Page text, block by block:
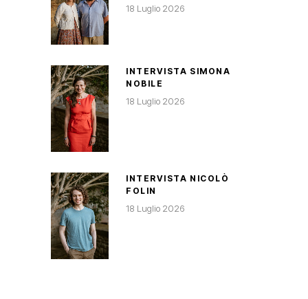
18 Luglio 2026
INTERVISTA SIMONA
NOBILE
18 Luglio 2026
INTERVISTA NICOLÒ
FOLIN
18 Luglio 2026